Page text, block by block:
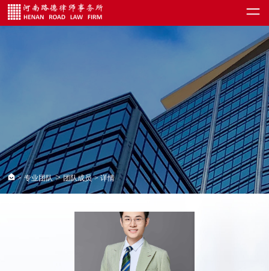
> 专业团队>团队成员 > 详情